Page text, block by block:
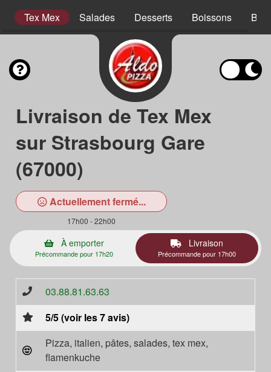
Tex Mex Salades Desserts Boissons
Livraison de Tex Mex
sur Strasbourg Gare
(67000)
Actuellement fermé...
17h00 - 22h00
À emporter
Précommande pour 17h20
Livraison
Précommande pour 17h00
03.88.81.63.63
5/5 (voir les 7 avis)
Pizza, italien, pâtes, salades, tex mex,
flamenkuche